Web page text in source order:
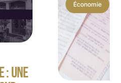
: UNE
Économie